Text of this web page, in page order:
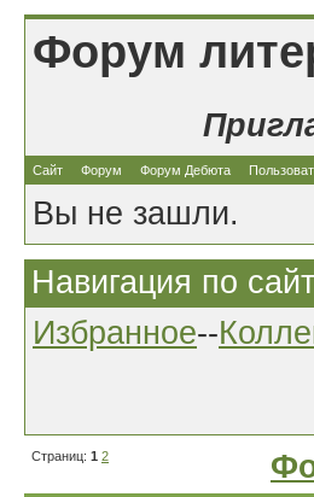
Форум
Сайт Форум Форум Дебюта
Вы не зашли.
Навигация по
Избранное--
Страниц: 1 2